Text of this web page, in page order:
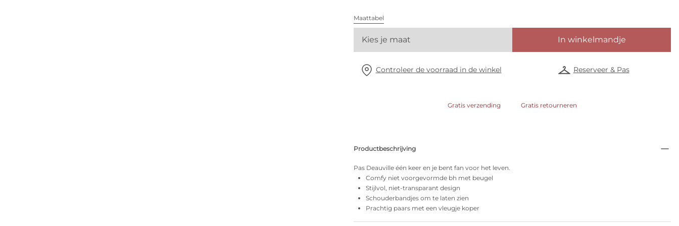
Maattabel
Kies je maat In winkelmandje
Controleer de voorraad in de winkel Reserveer & Pas
Gratis verzending Gratis retourneren
Productbeschrijving
Pas Deauville één keer en je bent fan voor het leven.
Comfy niet voorgevormde bh met beugel
Stijlvol, niet-transparant design
Schouderbandjes om te laten zien
Prachtig paars met een vleugje koper